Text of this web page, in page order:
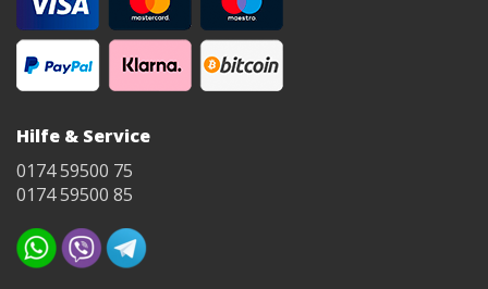
Hilfe & Service
0174 59500 75
0174 59500 85